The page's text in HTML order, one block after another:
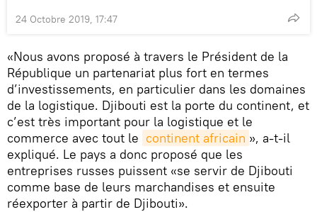
24 Octobre 2019, 17:47
«Nous avons proposé à travers le Président de la
République un partenariat plus fort en termes
d’investissements, en particulier dans les domaines
de la logistique. Djibouti est la porte du continent, et
c’est très important pour la logistique et le
commerce avec tout le continent africain », a-t-il
expliqué. Le pays a donc proposé que les
entreprises russes puissent «se servir de Djibouti
comme base de leurs marchandises et ensuite
réexporter à partir de Djibouti».